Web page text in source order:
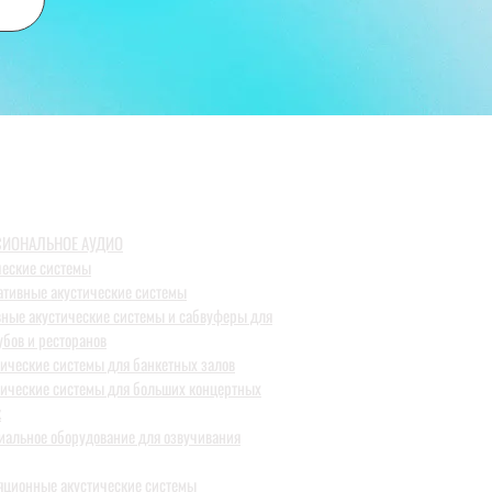
АУДИО
системы
акустические системы
акустические системы и сабвуферы для
и ресторанов
системы для банкетных залов
системы для больших концертных
оборудование для озвучивания
акустические системы